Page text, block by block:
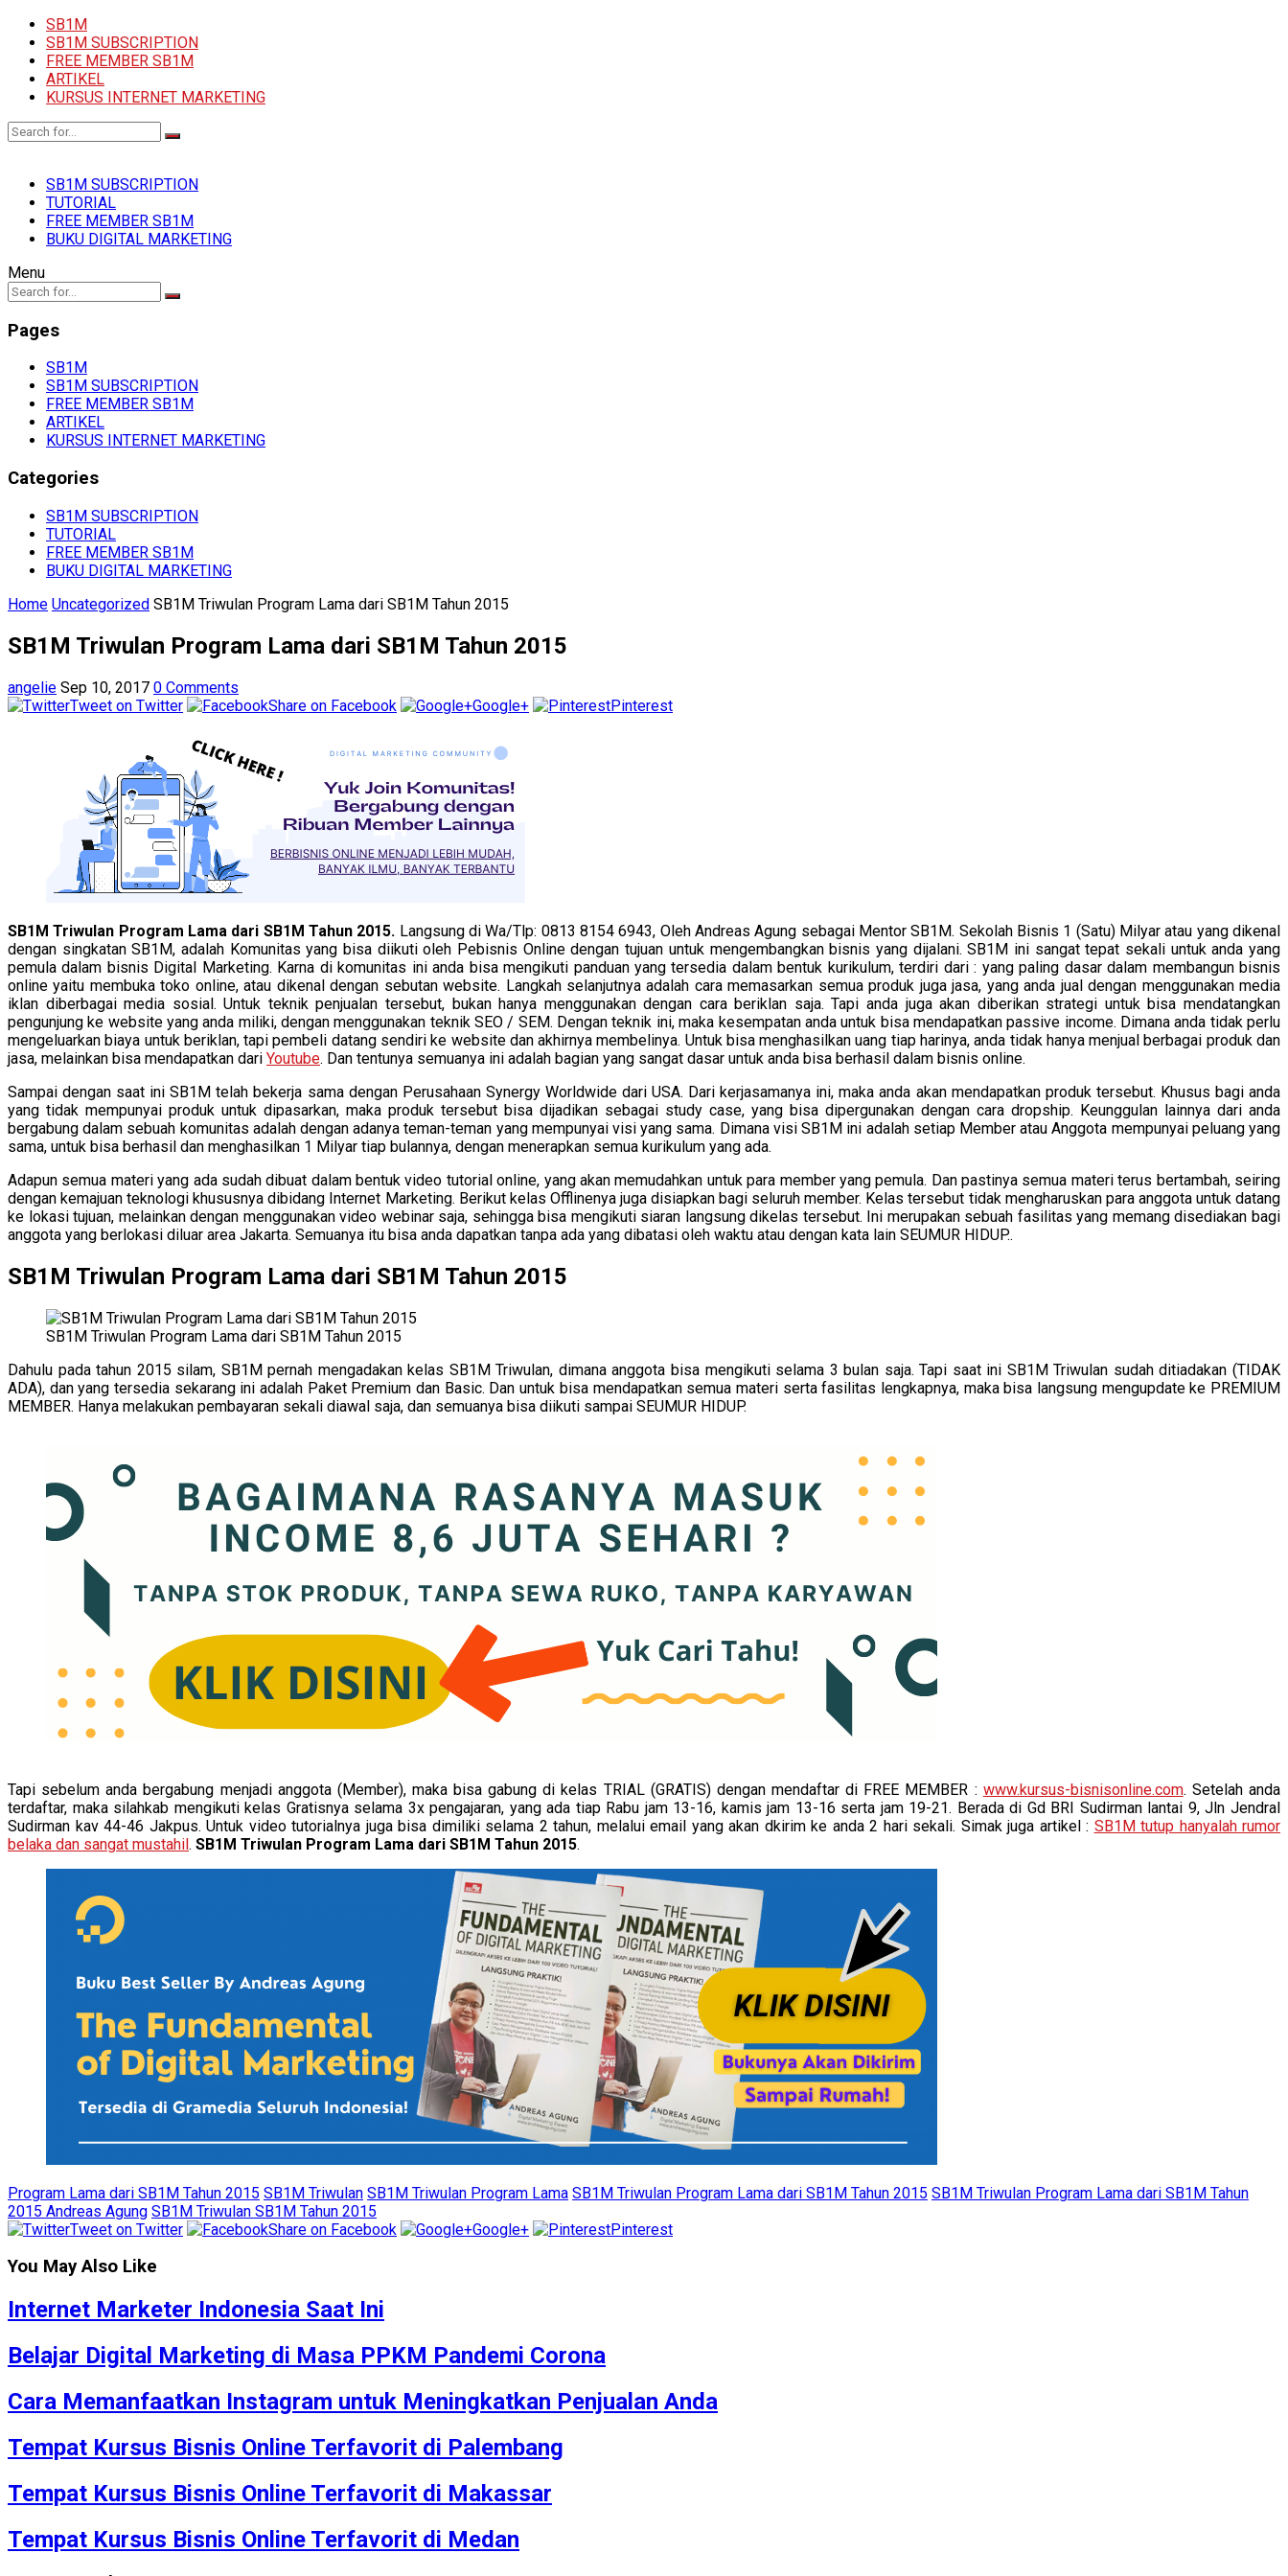
SB1M
SB1M SUBSCRIPTION
FREE MEMBER SB1M
ARTIKEL
KURSUS INTERNET MARKETING
SB1M SUBSCRIPTION
TUTORIAL
FREE MEMBER SB1M
BUKU DIGITAL MARKETING
Menu
Pages
SB1M
SB1M SUBSCRIPTION
FREE MEMBER SB1M
ARTIKEL
KURSUS INTERNET MARKETING
Categories
SB1M SUBSCRIPTION
TUTORIAL
FREE MEMBER SB1M
BUKU DIGITAL MARKETING
Home Uncategorized SB1M Triwulan Program Lama dari SB1M Tahun 2015
SB1M Triwulan Program Lama dari SB1M Tahun 2015
angelie Sep 10, 2017 0 Comments
Tweet on Twitter
Share on Facebook Google+ Pinterest
SB1M Triwulan Program Lama dari SB1M Tahun 2015. Langsung di Wa/Tlp: 0813 8154 6943, Oleh Andreas Agung sebagai Mentor SB1M. Sekolah Bisnis 1 (Satu) Milyar atau yang dikenal
dengan singkatan SB1M, adalah Komunitas yang bisa diikuti oleh Pebisnis Online dengan tujuan untuk mengembangkan bisnis yang dijalani. SB1M ini sangat tepat sekali untuk anda yang
pemula dalam bisnis Digital Marketing. Karna di komunitas ini anda bisa mengikuti panduan yang tersedia dalam bentuk kurikulum, terdiri dari : yang paling dasar dalam membangun bisnis
online yaitu membuka toko online, atau dikenal dengan sebutan website. Langkah selanjutnya adalah cara memasarkan semua produk juga jasa, yang anda jual dengan menggunakan media
iklan diberbagai media sosial. Untuk teknik penjualan tersebut, bukan hanya menggunakan dengan cara beriklan saja. Tapi anda juga akan diberikan strategi untuk bisa mendatangkan
pengunjung ke website yang anda miliki, dengan menggunakan teknik SEO / SEM. Dengan teknik ini, maka kesempatan anda untuk bisa mendapatkan passive income. Dimana anda tidak perlu
mengeluarkan biaya untuk beriklan, tapi pembeli datang sendiri ke website dan akhirnya membelinya. Untuk bisa menghasilkan uang tiap harinya, anda tidak hanya menjual berbagai produk dan
jasa, melainkan bisa mendapatkan dari Youtube. Dan tentunya semuanya ini adalah bagian yang sangat dasar untuk anda bisa berhasil dalam bisnis online.
Sampai dengan saat ini SB1M telah bekerja sama dengan Perusahaan Synergy Worldwide dari USA. Dari kerjasamanya ini, maka anda akan mendapatkan produk tersebut. Khusus bagi anda
yang tidak mempunyai produk untuk dipasarkan, maka produk tersebut bisa dijadikan sebagai study case, yang bisa dipergunakan dengan cara dropship. Keunggulan lainnya dari anda
bergabung dalam sebuah komunitas adalah dengan adanya teman-teman yang mempunyai visi yang sama. Dimana visi SB1M ini adalah setiap Member atau Anggota mempunyai peluang yang
sama, untuk bisa berhasil dan menghasilkan 1 Milyar tiap bulannya, dengan menerapkan semua kurikulum yang ada.
Adapun semua materi yang ada sudah dibuat dalam bentuk video tutorial online, yang akan memudahkan untuk para member yang pemula. Dan pastinya semua materi terus bertambah, seiring
dengan kemajuan teknologi khususnya dibidang Internet Marketing. Berikut kelas Offlinenya juga disiapkan bagi seluruh member. Kelas tersebut tidak mengharuskan para anggota untuk datang
ke lokasi tujuan, melainkan dengan menggunakan video webinar saja, sehingga bisa mengikuti siaran langsung dikelas tersebut. Ini merupakan sebuah fasilitas yang memang disediakan bagi
anggota yang berlokasi diluar area Jakarta. Semuanya itu bisa anda dapatkan tanpa ada yang dibatasi oleh waktu atau dengan kata lain SEUMUR HIDUP..
SB1M Triwulan Program Lama dari SB1M Tahun 2015
SB1M Triwulan Program Lama dari SB1M Tahun 2015
Dahulu pada tahun 2015 silam, SB1M pernah mengadakan kelas SB1M Triwulan, dimana anggota bisa mengikuti selama 3 bulan saja. Tapi saat ini SB1M Triwulan sudah ditiadakan (TIDAK
ADA), dan yang tersedia sekarang ini adalah Paket Premium dan Basic. Dan untuk bisa mendapatkan semua materi serta fasilitas lengkapnya, maka bisa langsung mengupdate ke PREMIUM
MEMBER. Hanya melakukan pembayaran sekali diawal saja, dan semuanya bisa diikuti sampai SEUMUR HIDUP.
Tapi sebelum anda bergabung menjadi anggota (Member), maka bisa gabung di kelas TRIAL (GRATIS) dengan mendaftar di FREE MEMBER : www.kursus-bisnisonline.com. Setelah anda
terdaftar, maka silahkab mengikuti kelas Gratisnya selama 3x pengajaran, yang ada tiap Rabu jam 13-16, kamis jam 13-16 serta jam 19-21. Berada di Gd BRI Sudirman lantai 9, Jln Jendral
Sudirman kav 44-46 Jakpus. Untuk video tutorialnya juga bisa dimiliki selama 2 tahun, melalui email yang akan dkirim ke anda 2 hari sekali. Simak juga artikel : SB1M tutup hanyalah rumor
belaka dan sangat mustahil. SB1M Triwulan Program Lama dari SB1M Tahun 2015.
Program Lama dari SB1M Tahun 2015 SB1M Triwulan SB1M Triwulan Program Lama SB1M Triwulan Program Lama dari SB1M Tahun 2015 SB1M Triwulan Program Lama dari SB1M Tahun
2015 Andreas Agung SB1M Triwulan SB1M Tahun 2015
Tweet on Twitter
Share on Facebook Google+ Pinterest
You May Also Like
Internet Marketer Indonesia Saat Ini
Belajar Digital Marketing di Masa PPKM Pandemi Corona
Cara Memanfaatkan Instagram untuk Meningkatkan Penjualan Anda
Tempat Kursus Bisnis Online Terfavorit di Palembang
Tempat Kursus Bisnis Online Terfavorit di Makassar
Tempat Kursus Bisnis Online Terfavorit di Medan